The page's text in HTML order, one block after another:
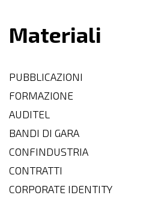
Materiali
PUBBLICAZIONI
FORMAZIONE
AUDITEL
BANDI DI GARA
CONFINDUSTRIA
CONTRATTI
CORPORATE IDENTITY